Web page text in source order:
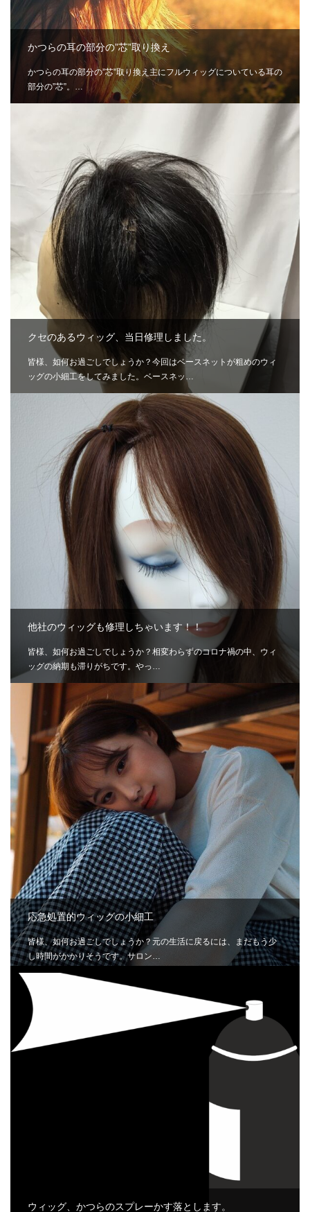
かつらの耳の部分の”芯”取り換え
かつらの耳の部分の”芯”取り換え主にフルウィッグについている耳の
部分の”芯”。…
クセのあるウィッグ、当日修理しました。
皆様、如何お過ごしでしょうか？今回はベースネットが粗めのウィ
ッグの小細工をしてみました。ベースネッ…
他社のウィッグも修理しちゃいます！！
皆様、如何お過ごしでしょうか？相変わらずのコロナ禍の中、ウィ
ッグの納期も滞りがちです。やっ…
応急処置的ウィッグの小細工
皆様、如何お過ごしでしょうか？元の生活に戻るには、まだもう少
し時間がかかりそうです。サロン…
ウィッグ、かつらのスプレーかす落とします。